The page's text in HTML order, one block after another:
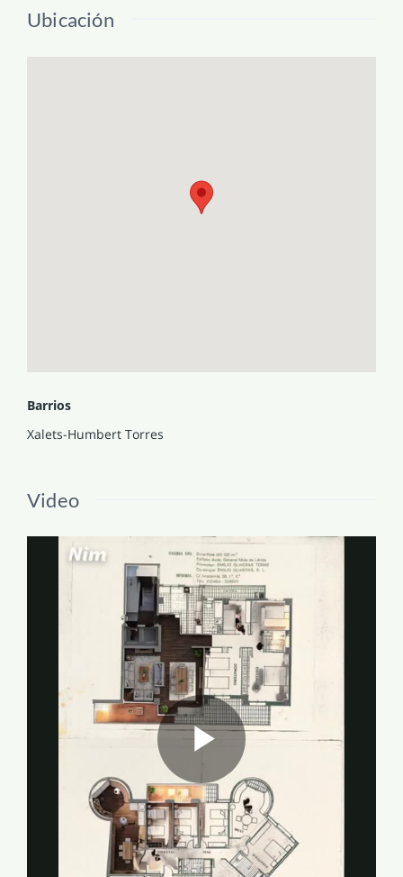
se encuentra comunicada con el piso colindante y se
utilizó la cocina de este como unica cocina) Tiene 1 o 2
Certificado energetico: Disponible (E)
Ubicación
Barrios
Xalets-Humbert Torres
Video